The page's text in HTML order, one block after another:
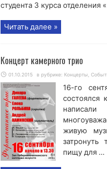
студента 3 курса отделения
Читать далее »
Концерт камерного трио
01.10.2015 в рубрике: Концерты
16-го
состоялся
живую
пищу для ...